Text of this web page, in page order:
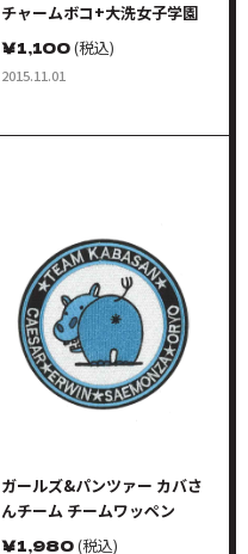
チャームボコ+大洗女子学園
￥1,100(税込)
2015.11.01
ガールズ&パンツァー カバさ
んチーム チームワッペン
￥1,980(税込)